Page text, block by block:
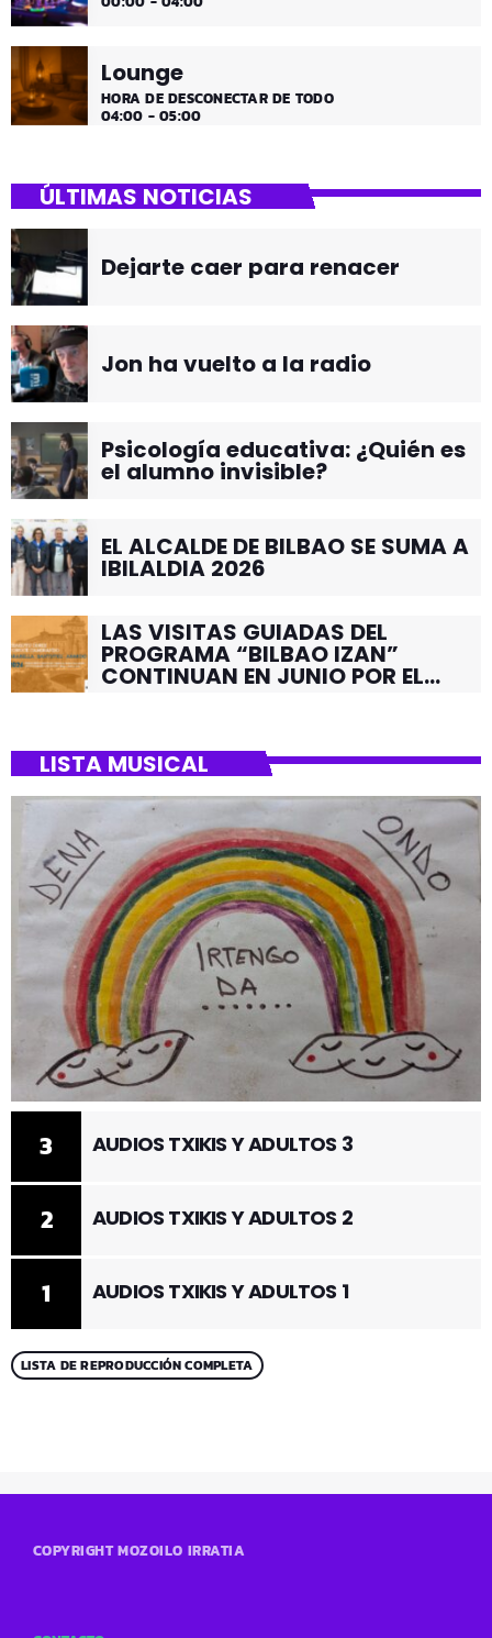
Lounge
HORA DE DESCONECTAR DE TODO
04:00 - 05:00
ÚLTIMAS NOTICIAS
Dejarte caer para renacer
Jon ha vuelto a la radio
Psicología educativa: ¿Quién es
el alumno invisible?
EL ALCALDE DE BILBAO SE SUMA A
IBILALDIA 2026
LAS VISITAS GUIADAS DEL
PROGRAMA “BILBAO IZAN”
CONTINUAN EN JUNIO POR EL
LISTA MUSICAL
1 AUDIOS TXIKIS Y ADULTOS 1
2 AUDIOS TXIKIS Y ADULTOS 2
3 AUDIOS TXIKIS Y ADULTOS 3
LISTA DE REPRODUCCIÓN COMPLETA
COPYRIGHT MOZOILO IRRATIA